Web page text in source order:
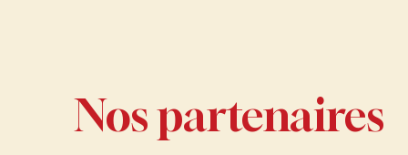
Nos partenaires